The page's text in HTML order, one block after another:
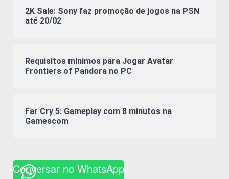
2K Sale: Sony faz promoção de jogos na PSN
até 20/02
Requisitos mínimos para Jogar Avatar
Frontiers of Pandora no PC
Far Cry 5: Gameplay com 8 minutos na
Gamescom
Conversar no WhatsApp